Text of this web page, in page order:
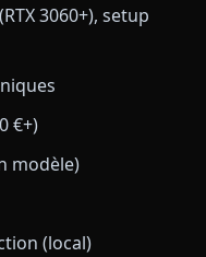
3060+), setup
€+)
modèle)
(local)